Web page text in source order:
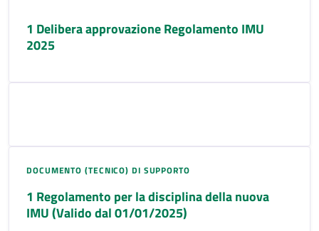
1 Delibera approvazione Regolamento IMU
2025
DOCUMENTO (TECNICO) DI SUPPORTO
1 Regolamento per la disciplina della nuova
IMU (Valido dal 01/01/2025)